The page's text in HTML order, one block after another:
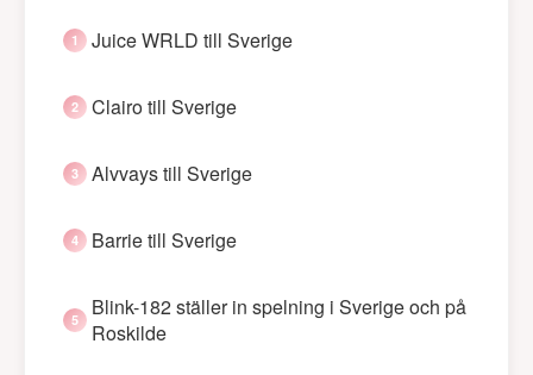
Juice WRLD till Sverige
Clairo till Sverige
Alvvays till Sverige
Barrie till Sverige
Blink-182 ställer in spelning i Sverige och på
Roskilde